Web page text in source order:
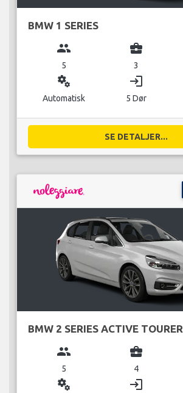
BMW 1 SERIES
group
5
business_center
3
miscellaneous_services
Automatisk
login
5 Dør
SE DETALJER...
BMW 2 SERIES ACTIVE TOURER
group
5
business_center
4
miscellaneous_services login